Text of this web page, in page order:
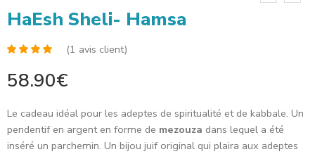
HaEsh Sheli- Hamsa
sur 5 basé
sur
client
(1 avis client)
58.90€
Le cadeau idéal pour les adeptes de spiritualité et de kabbale. Un
pendentif en argent en forme de mezouza dans lequel a été
inséré un parchemin. Un bijou juif original qui plaira aux adeptes